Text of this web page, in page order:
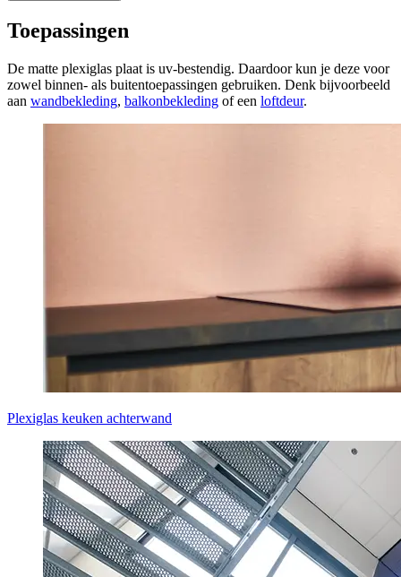
Toepassingen
De matte plexiglas plaat is uv-bestendig. Daardoor kun je deze voor
zowel binnen- als buitentoepassingen gebruiken. Denk bijvoorbeeld
aan wandbekleding, balkonbekleding of een loftdeur.
Plexiglas keuken achterwand